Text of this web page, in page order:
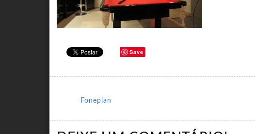
Save
Foneplan